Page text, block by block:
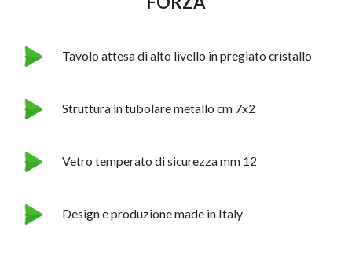
Tavolo attesa di alto livello in pregiato cristallo
Struttura in tubolare metallo cm 7x2
Vetro temperato di sicurezza mm 12
Design e produzione made in Italy